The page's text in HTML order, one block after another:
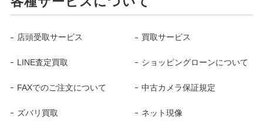
店頭受取サービス 買取サービス
LINE査定買取 ショッピングローンについて
FAXでのご注文について 中古カメラ保証規定
ズバリ買取 ネット現像